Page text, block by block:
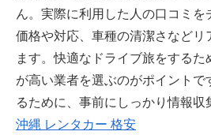
ん。実際に利用した人の口コミを
価格や対応、車種の清潔さなどリ
ます。快適なドライブ旅をするた
が高い業者を選ぶのがポイントで
るために、事前にしっかり情報収
沖縄 レンタカー 格安